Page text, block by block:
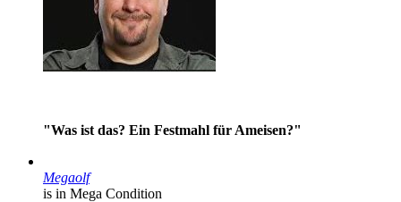
"Was ist das? Ein Festmahl für Ameisen?"
Megaolf
is in Mega Condition